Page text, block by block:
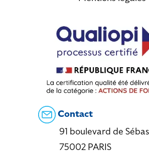
Contact
91 boulevard de
75002 PARIS